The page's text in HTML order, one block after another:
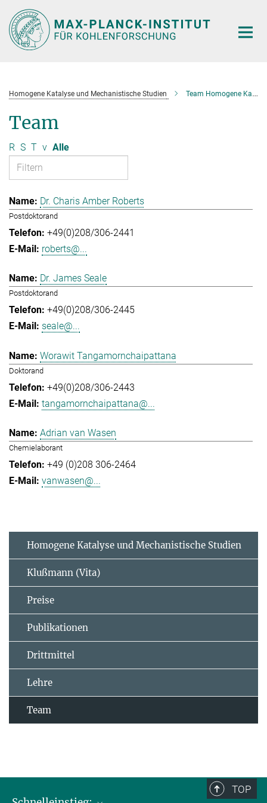
Hauptinhalt
Homogene Katalyse und Mechanistische Studien Team Homogene Katalyse und Mechanistische Studien
Team
R S T v Alle
Dr. Charis Amber Roberts
Postdoktorand
+49(0)208/306-2441
roberts@...
Dr. James Seale
Postdoktorand
+49(0)208/306-2445
seale@...
Worawit Tangamornchaipattana
Doktorand
+49(0)208/306-2443
tangamornchaipattana@...
Adrian van Wasen
Chemielaborant
+49 (0)208 306-2464
vanwasen@...
Homogene Katalyse und Mechanistische Studien
Klußmann (Vita)
Preise
Publikationen
Drittmittel
Lehre
Team
TOP